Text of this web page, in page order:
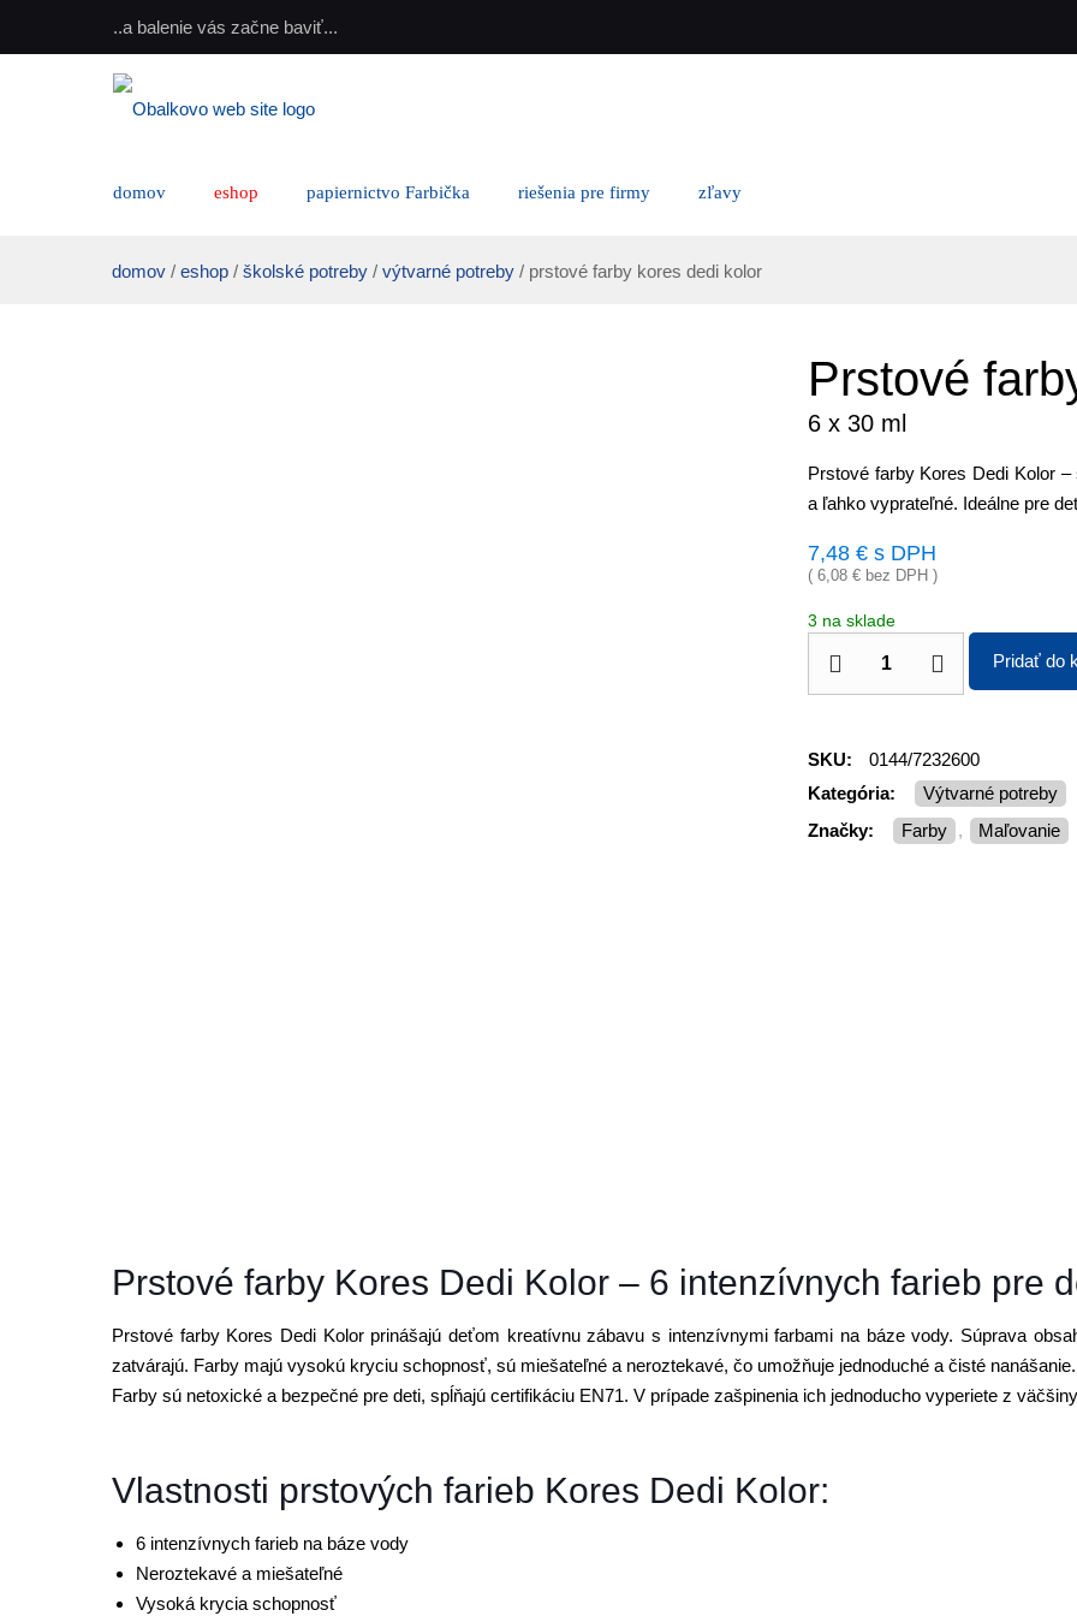
..a balenie vás začne baviť...
domov eshop papiernictvo Farbička riešenia pre firmy zľavy
domov / eshop / školské potreby / výtvarné potreby / prstové farby kores dedi kolor
Prstové
6 x 30 ml
Prstové farby Kores Dedi Kolor
a ľahko vyprateľné. Ideálne pre
7,48 € s DPH
( 6,08 € bez DPH )
3 na sklade
Pridať do
SKU:
0144/7232600
Kategória:
Výtvarné potreby
Značky:
farby , maľovanie
Prstové farby Kores Dedi Kolor – 6 intenzívnych farieb pre
Prstové farby Kores Dedi Kolor prinášajú deťom kreatívnu zábavu s intenzívnymi farbami na báze vody. Súprava
zatvárajú. Farby majú vysokú kryciu schopnosť, sú miešateľné a neroztekavé, čo umožňuje jednoduché a čisté nanášanie.
Farby sú netoxické a bezpečné pre deti, spĺňajú certifikáciu EN71. V prípade zašpinenia ich jednoducho vyperiete z
Vlastnosti prstových farieb Kores Dedi Kolor:
6 intenzívnych farieb na báze vody
Neroztekavé a miešateľné
Vysoká krycia schopnosť